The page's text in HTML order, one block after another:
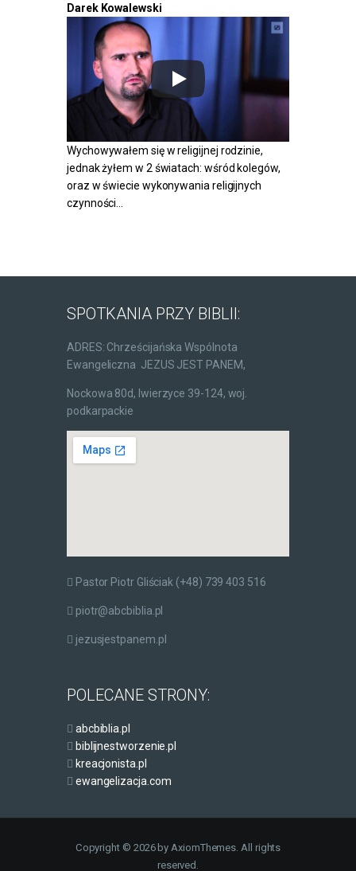
Darek Kowalewski
Wychowywałem się w religijnej rodzinie,
jednak żyłem w 2 światach: wśród kolegów,
oraz w świecie wykonywania religijnych
czynności…
SPOTKANIA PRZY BIBLII:
ADRES: Chrześcijańska Wspólnota
Ewangeliczna JEZUS JEST PANEM,
Nockowa 80d, Iwierzyce 39-124, woj.
podkarpackie
Pastor Piotr Gliściak (+48) 739 403 516
piotr@abcbiblia.pl
jezusjestpanem.pl
POLECANE STRONY:
abcbiblia.pl
biblijnestworzenie.pl
kreacjonista.pl
ewangelizacja.com
Copyright © 2026 by AxiomThemes. All rights
reserved.